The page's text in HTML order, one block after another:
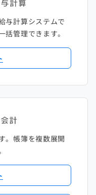
与計算システムで
管理できます。
。帳簿を複数展開